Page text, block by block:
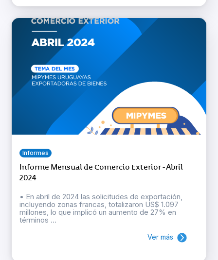
Informes
Informe Mensual de Comercio Exterior - Abril
2024
• En abril de 2024 las solicitudes de exportación,
incluyendo zonas francas, totalizaron US$ 1.097
millones, lo que implicó un aumento de 27% en
términos ...
Ver más